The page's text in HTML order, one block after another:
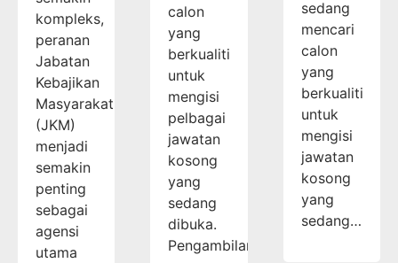
kompleks,
peranan
Jabatan
Kebajikan
Masyarakat
(JKM)
menjadi
semakin
penting
sebagai
agensi
utama
calon
yang
berkualiti
untuk
mengisi
pelbagai
jawatan
kosong
yang
sedang
dibuka.
Pengambilan…
sedang
mencari
calon
yang
berkualiti
untuk
mengisi
jawatan
kosong
yang
sedang…